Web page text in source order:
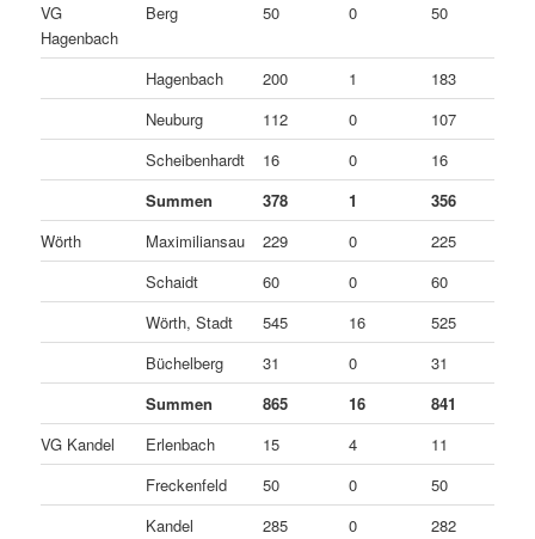
VG
Hagenbach
Berg 50 0 50
Hagenbach 200 1 183
Neuburg
112 0 107
Scheibenhardt
16 0 16
Summen
378 1 356
Wörth
Maximiliansau 229 0 225
Schaidt
60 0 60
Wörth, Stadt
545 16 525
Büchelberg
31 0 31
Summen
865 16 841
VG Kandel
Erlenbach 15 4 11
Freckenfeld
50 0 50
Kandel
285 0 282